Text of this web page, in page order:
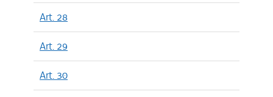
Art. 28
Art. 29
Art. 30